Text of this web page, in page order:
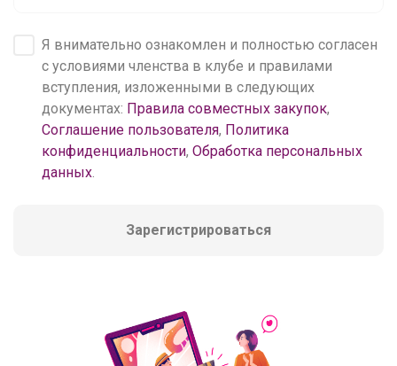
Я внимательно ознакомлен и полностью согласен
с условиями членства в клубе и правилами
вступления, изложенными в следующих
документах: Правила совместных закупок,
Соглашение пользователя, Политика
конфиденциальности, Обработка персональных
данных
Зарегистрироваться